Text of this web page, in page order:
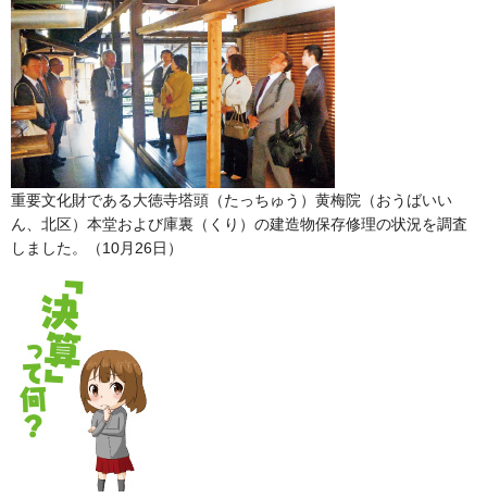
重要文化財である大徳寺塔頭（たっちゅう）黄梅院（おうばいい
ん、北区）本堂および庫裏（くり）の建造物保存修理の状況を調査
しました。（10月26日）